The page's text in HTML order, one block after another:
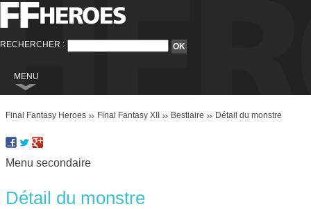
RECHERCHER :
MENU
Final Fantasy VIII
Final Fantasy X
Final Fantasy Heroes Final Fantasy XII Bestiaire Détail du monstre
Menu secondaire
Détail du monstre